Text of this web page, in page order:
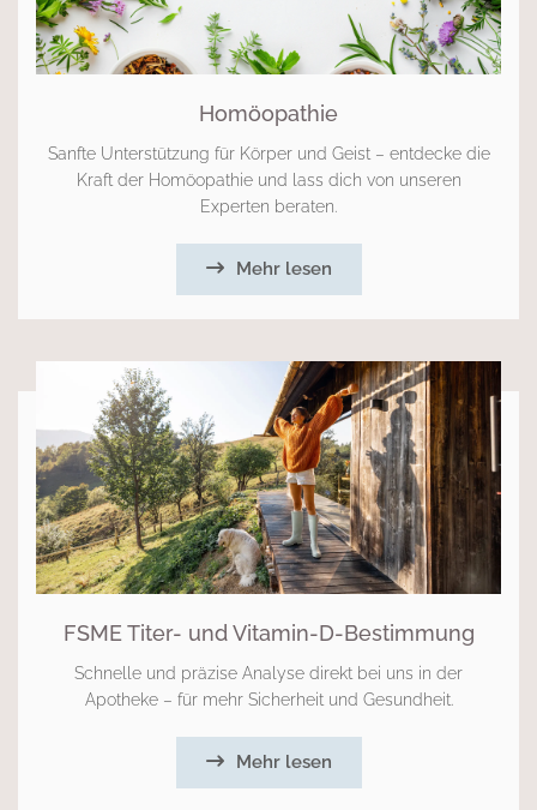
Homöopathie
Sanfte Unterstützung für Körper und Geist – entdecke die
Kraft der Homöopathie und lass dich von unseren
Experten beraten.
Mehr lesen
FSME Titer- und Vitamin-D-Bestimmung
Schnelle und präzise Analyse direkt bei uns in der
Apotheke – für mehr Sicherheit und Gesundheit.
Mehr lesen